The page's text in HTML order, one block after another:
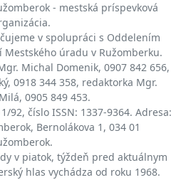
- mestská príspevková
v spolupráci s Oddelením
úradu v Ružomberku.
Michal Domenik, 0907 842 656,
0918 344 358, redaktorka Mgr.
0905 849 453.
92, číslo ISSN: 1337-9364. Adresa:
Bernolákova 1, 034 01
v piatok, týždeň pred aktuálnym
hlas vychádza od roku 1968.